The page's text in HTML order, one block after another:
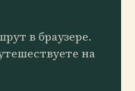
в браузере.
на